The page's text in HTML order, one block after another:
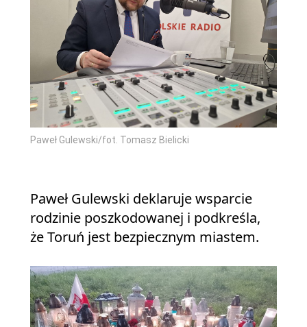
Paweł Gulewski/fot. Tomasz Bielicki
Paweł Gulewski deklaruje wsparcie
rodzinie poszkodowanej i podkreśla,
że Toruń jest bezpiecznym miastem.